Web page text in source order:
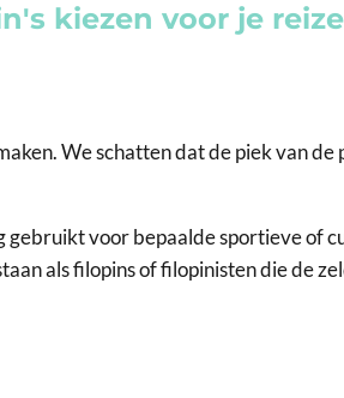
kiezen voor je
We schatten dat de piek van
voor bepaalde sportieve of
als filopins of filopinisten die de